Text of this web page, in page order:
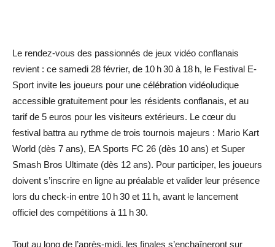
Le rendez-vous des passionnés de jeux vidéo conflanais
revient : ce samedi 28 février, de 10 h 30 à 18 h, le Festival E-
Sport invite les joueurs pour une célébration vidéoludique
accessible gratuitement pour les résidents conflanais, et au
tarif de 5 euros pour les visiteurs extérieurs. Le cœur du
festival battra au rythme de trois tournois majeurs : Mario Kart
World (dès 7 ans), EA Sports FC 26 (dès 10 ans) et Super
Smash Bros Ultimate (dès 12 ans). Pour participer, les joueurs
doivent s’inscrire en ligne au préalable et valider leur présence
lors du check-in entre 10 h 30 et 11 h, avant le lancement
officiel des compétitions à 11 h 30.
Tout au long de l’après-midi, les finales s’enchaîneront sur